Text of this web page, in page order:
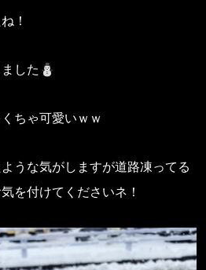
！
した⛄
ちゃ可愛いｗｗ
うな気がしますが道路凍ってる
を付けてくださいネ！